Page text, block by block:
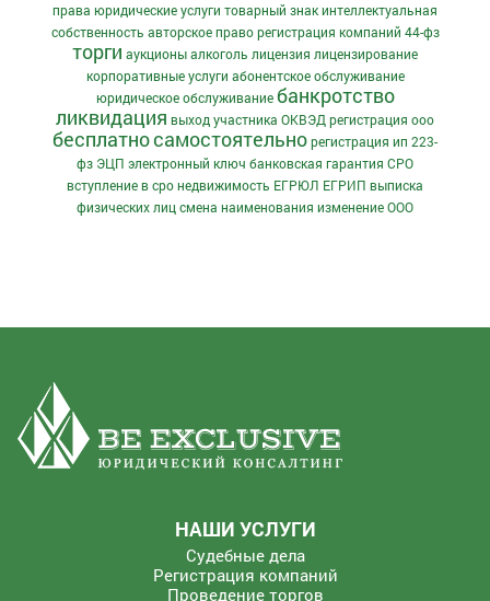
права юридические услуги товарный знакинтеллектуальная
собственность авторское право регистрация компаний 44-фз
торги аукционыалкоголь лицензия лицензирование
корпоративные услуги абонентское обслуживание
юридическое обслуживание банкротство
ликвидация выход участника ОКВЭД регистрация ооо
бесплатносамостоятельнорегистрация ип 223-
фз ЭЦП электронный ключ банковская гарантия СРО
вступление в сронедвижимость ЕГРЮЛ ЕГРИП выписка
физических лиц смена наименования изменение ООО
НАШИ УСЛУГИ
Судебные дела
Регистрация компаний
Проведение торгов